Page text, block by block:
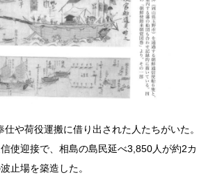
や荷役運搬に借り出された人たちがいた。
使迎接で、相島の島民延べ3,850人が約2カ
止場を築造した。